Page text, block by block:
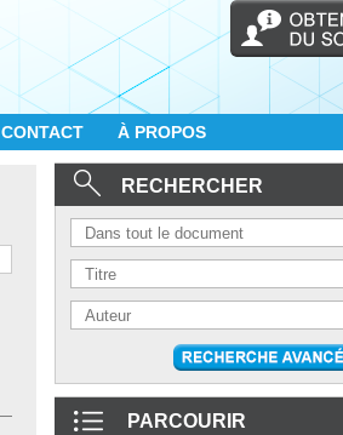
CONTACT À PROPOS
RECHERCHER
PARCOURIR